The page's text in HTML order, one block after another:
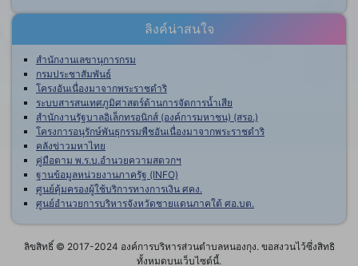
ลิงค์น่าสนใจ
สำนักงานเลขานุการกรม
กรมประชาสัมพันธ์
โครงอันเนื่องมาจากพระราชดำริ
ระบบสารสนเทศภูมิศาสตร์ด้านการจัดการน้ำเสีย
สำนักงานรัฐบาลอิเล็กทรอนิกส์ (องค์การมหาชน) (สรอ.)
โครงการอนุรักษ์พันธุกรรมพืชอันเนื่องมาจากพระราชดำริ
คลังข่าวมหาไทย
คู่มือตาม พ.ร.บ.อำนวยความสดวกฯ
ฐานข้อมูลหน่วยงานภาครัฐ (INFO)
ศูนย์คุ้มครองผู้ใช้บริการทางการเงิน ศคง.
ศูนย์อำนวยการบริหารจังหวัดชายแดนภาคใต้ ศอ.บต.
ลิขสิทธิ์ © 2017-2024 องค์การบริหารส่วนตำบลหนองกุง. ขอสงวนไว้ซึ่งสิทธิ
ทั้งหมดบนเว็บไซต์นี้.